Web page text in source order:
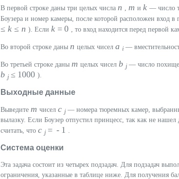
В первой строке даны три целых числа n , m и k — число
Боузера и номер камеры, после которой расположен вход в
≤ k ≤ n ). Если k = 0 , то вход находится перед первой
Во второй строке даны n целых чисел a i —
Во третьей строке даны m целых чисел b j — число
b j ≤ 1000 ).
Выходные данные
Выведите m чисел c j — номера тюремных камер,
вылазку. Если Боузер отпустил принцесс, так как не
считать, что c j = - 1 .
Система оценки
Эта задача состоит из четырех подзадач. Для подзадач
ограничения, указанные в таблице ниже. Для получения